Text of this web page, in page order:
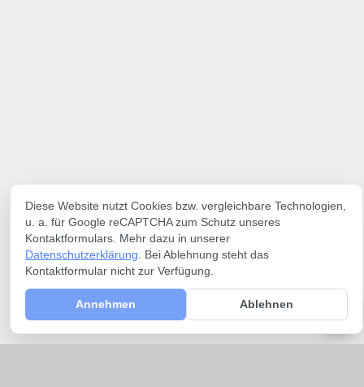
Diese Website nutzt Cookies bzw. vergleichbare Technologien,
u. a. für Google reCAPTCHA zum Schutz unseres
Kontaktformulars. Mehr dazu in unserer
Datenschutzerklärung . Bei Ablehnung steht das
Kontaktformular nicht zur Verfügung.
Annehmen Ablehnen